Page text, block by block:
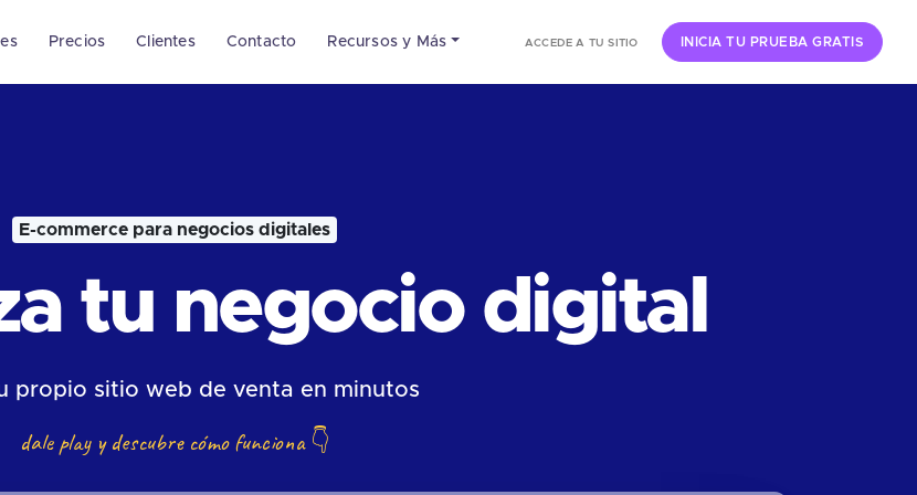
Precios Clientes Contacto Recursos y Más ACCEDE A TU SITIO INICIA TU PRUEBA GRATIS
E-commerce para negocios digitales
tu negocio digital
propio sitio web de venta en minutos
dale play y descubre cómo funciona 👇